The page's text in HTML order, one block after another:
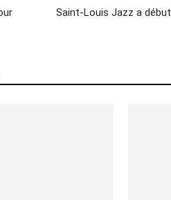
Saint-Louis Jazz a